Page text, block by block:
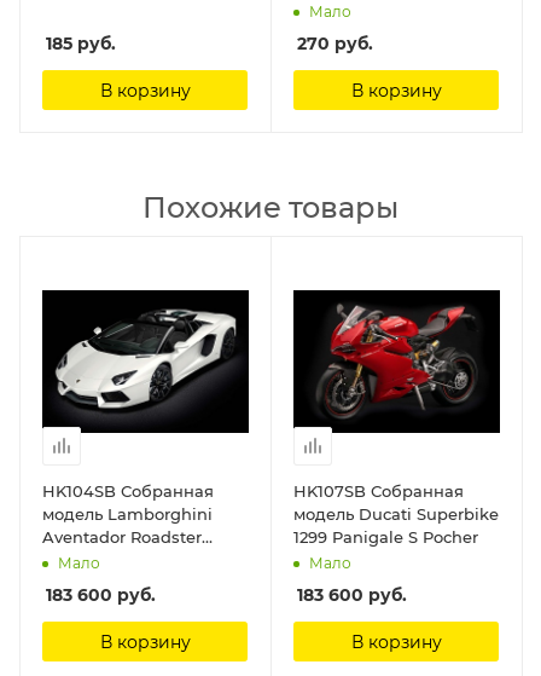
185 руб.
В корзину
Мало
270 руб.
В корзину
Похожие товары
HK104SB Собранная
модель Lamborghini
Aventador Roadster
Bianco Canopus
(Полуматовый белый)
Pocher
Мало
183 600 руб.
В корзину
HK107SB Собранная
модель Ducati Superbike
1299 Panigale S Pocher
Мало
183 600 руб.
В корзину